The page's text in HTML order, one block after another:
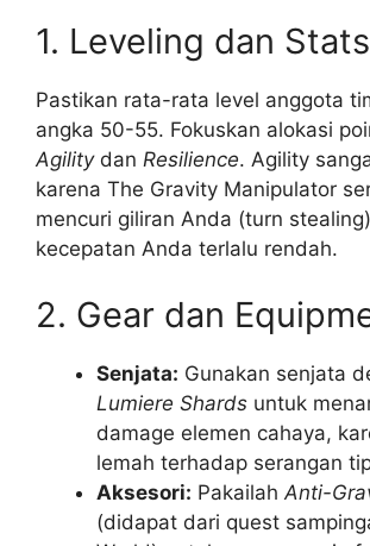
1. Leveling dan Stats
Pastikan rata-rata level anggota
angka 50-55. Fokuskan alokasi
Agilitydan Resilience. Agility
karena The Gravity Manipulator
mencuri giliran Anda (turn
kecepatan Anda terlalu rendah.
2. Gear dan
Senjata: Gunakan senjata
Lumiere Shards untuk
damage elemen cahaya,
lemah terhadap serangan
Aksesori: Pakailah Anti-
(didapat dari quest